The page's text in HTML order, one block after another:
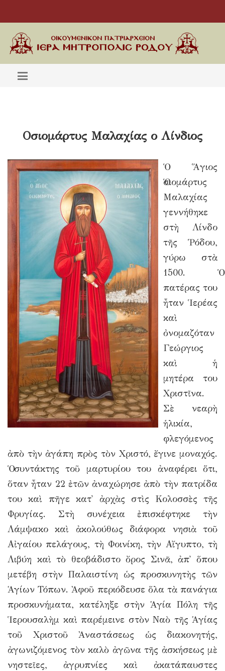
Οσιομάρτυς Μαλαχίας ο Λίνδιος
Ὁ Ἅγιος
Ὁσιομάρτυς
Μαλαχίας
γεννήθηκε
στὴ Λίνδο
τῆς Ῥόδου,
γύρω στὰ
1500. Ὁ
πατέρας του
ἦταν Ἱερέας
καὶ
ὀνομαζόταν
Γεώργιος
καὶ ἡ
μητέρα του
Χριστῖνα.
Σὲ νεαρὴ
ἡλικία,
φλεγόμενος
ἀπὸ τὴν ἀγάπη πρὸς τὸν Χριστό, ἔγινε μοναχός.
Ὁ συντάκτης τοῦ μαρτυρίου του ἀναφέρει ὅτι,
ὅταν ἦταν 22 ἐτῶν ἀναχώρησε ἀπὸ τὴν πατρίδα
του καὶ πῆγε κατ᾿ ἀρχὰς στὶς Κολοσσὲς τῆς
Φρυγίας. Στὴ συνέχεια ἐπισκέφτηκε τὴν
Λάμψακο καὶ ἀκολούθως διάφορα νησιὰ τοῦ
Αἰγαίου πελάγους, τὴ Φοινίκη, τὴν Αἴγυπτο, τὴ
Λιβύη καὶ τὸ θεοβάδιστο ὄρος Σινᾶ, ἀπ᾿ ὅπου
μετέβη στὴν Παλαιστίνη ὡς προσκυνητὴς τῶν
Ἁγίων Τόπων. Ἀφοῦ περιόδευσε ὅλα τὰ πανάγια
προσκυνήματα, κατέληξε στὴν Ἁγία Πόλη τῆς
Ἱερουσαλὴμ καὶ παρέμεινε στὸν Ναὸ τῆς Ἁγίας
τοῦ Χριστοῦ Ἀναστάσεως ὡς διακονητής,
ἀγωνιζόμενος τὸν καλὸ ἀγῶνα τῆς ἀσκήσεως μὲ
νηστεῖες, ἀγρυπνίες καὶ ἀκατάπαυστες